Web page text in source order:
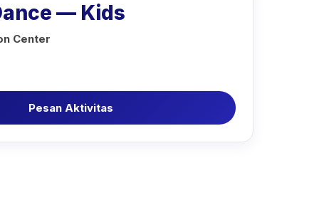
— Kids
Center
Pesan Aktivitas